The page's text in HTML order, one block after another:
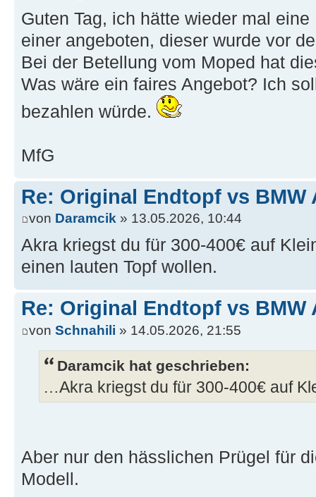
Guten Tag, ich hätte wieder mal
einer angeboten, dieser wurde vor
Bei der Betellung vom Moped hat
Was wäre ein faires Angebot? Ich
bezahlen würde.
MfG
Re: Original Endtopf vs BMW
von Daramcik » 13.05.2026, 10:44
Akra kriegst du für 300-400€ auf
einen lauten Topf wollen.
Re: Original Endtopf vs BMW
von Schnahili » 14.05.2026, 21:55
Daramcik hat geschrieben:
…Akra kriegst du für 300-400€ auf
Aber nur den hässlichen Prügel für
Modell.